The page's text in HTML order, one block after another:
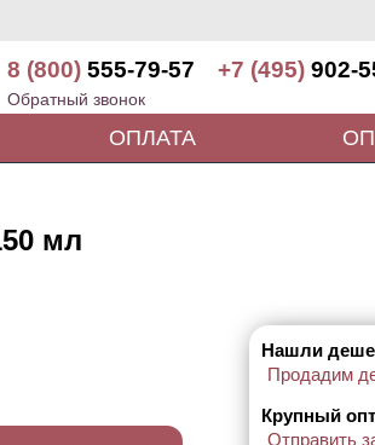
8 (800) 555-79-57 +7 (495) 902-
Обратный звонок
ОПЛАТА
мл
Нашли
Продадим
Крупный опт
Отправить